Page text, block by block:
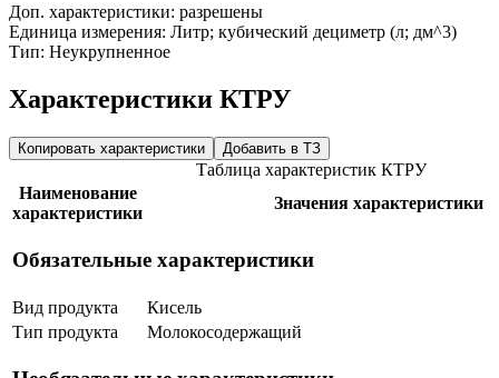
Доп. характеристики: разрешены
Единица измерения: Литр; кубический дециметр (л; дм^3)
Тип: Неукрупненное
Характеристики КТРУ
Копировать характеристики Добавить в ТЗ
Таблица характеристик КТРУ
Наименование
характеристики
Значения характеристики
Обязательные характеристики
Вид продукта
Кисель
Тип продукта
Молокосодержащий